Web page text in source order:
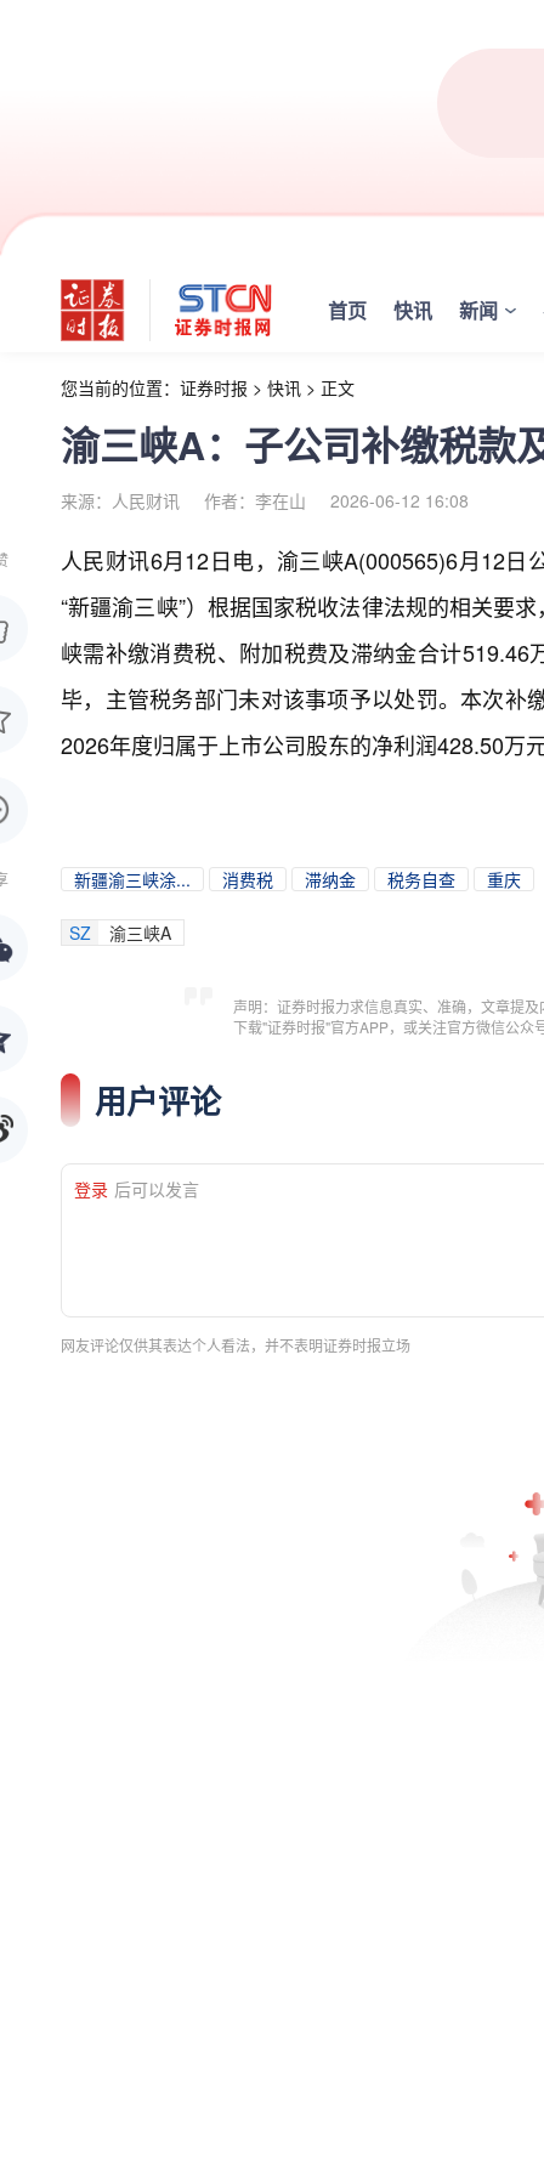
首页 快讯 新闻
您当前的位置： 证券时报 > 快讯 > 正文
渝三峡A：子公司补缴税款
来源：人民财讯 作者：李在山 2026-06-12 16:08
人民财讯6月12日电， 渝三峡A(000565)6月12日
“新疆渝三峡”）根据国家税收法律法规的相关要
峡需补缴消费税、附加税费及滞纳金合计
毕，主管税务部门未对该事项予以处罚。本次
2026年度归属于上市公司股东的净利润428.50万
新疆渝三峡涂... 消费税 滞纳金 税务自查 重庆
SZ 渝三峡A
声明：证券时报力求信息真实、准确，文章提
下载"证券时报"官方APP，或关注官方微信公
用户评论
登录 后可以发言
网友评论仅供其表达个人看法，并不表明证券时报立场